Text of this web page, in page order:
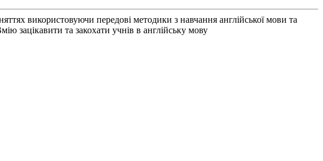
використовуючи передові методики з навчання англійської мови та
зацікавити та закохати учнів в англійську мову